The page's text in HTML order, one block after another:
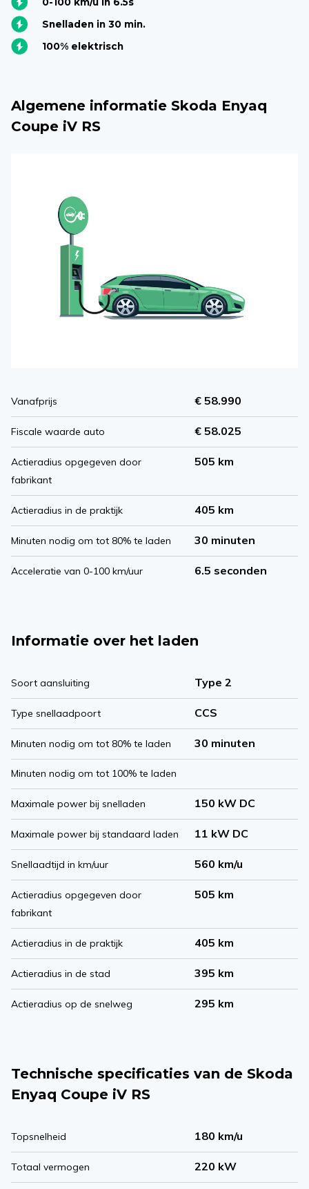
Snelladen in 30 min.
100% elektrisch
Algemene informatie Skoda Enyaq
Coupe iV RS
Vanafprijs € 58.990
Fiscale waarde auto € 58.025
Actieradius opgegeven door
fabrikant
505 km
Actieradius in de praktijk 405 km
Minuten nodig om tot 80% te laden 30 minuten
Acceleratie van 0-100 km/uur 6.5 seconden
Informatie over het laden
Soort aansluiting Type 2
Type snellaadpoort CCS
Minuten nodig om tot 80% te laden 30 minuten
Minuten nodig om tot 100% te laden
Maximale power bij snelladen 150 kW DC
Maximale power bij standaard laden 11 kW DC
Snellaadtijd in km/uur 560 km/u
Actieradius opgegeven door
fabrikant
505 km
Actieradius in de praktijk 405 km
Actieradius in de stad 395 km
Actieradius op de snelweg 295 km
Technische specificaties van de Skoda
Enyaq Coupe iV RS
Topsnelheid 180 km/u
Totaal vermogen 220 kW